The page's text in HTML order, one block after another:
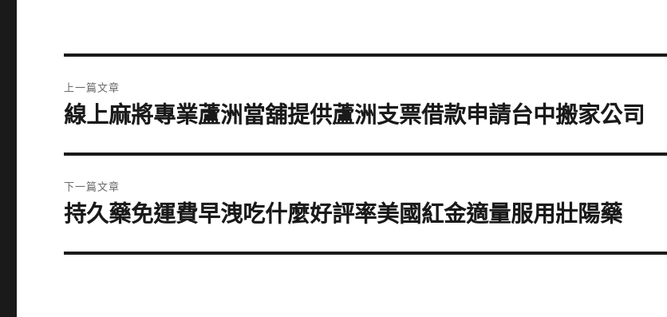
章
上一篇文章
上
篇
文
章:
線上麻將專業蘆洲當舖提供蘆洲支票借款申請台中搬家公司
下一篇文章
下
篇
持久藥免運費早洩吃什麼好評率美國紅金適量服用壯陽藥